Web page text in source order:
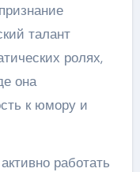
талант
ролях,
она
к юмору и
работать